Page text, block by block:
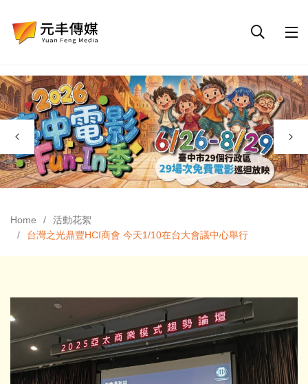
Home
活動花絮
台灣之光鼎豐HCI商會 今天1/10在台大會議中心舉行